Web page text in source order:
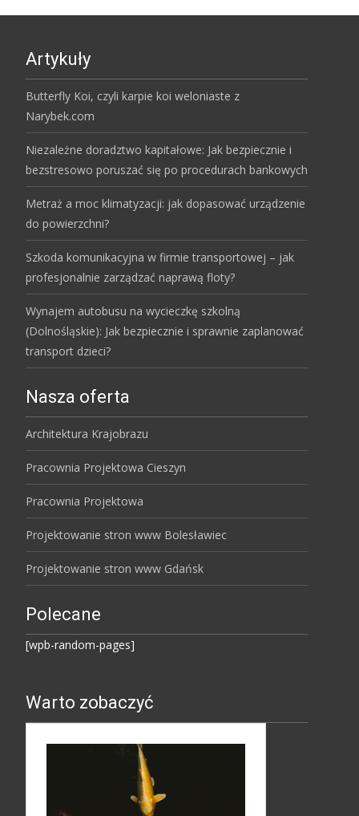
Artykuły
Butterfly Koi, czyli karpie koi weloniaste z
Narybek.com
Niezależne doradztwo kapitałowe: Jak bezpiecznie i
bezstresowo poruszać się po procedurach bankowych
Metraż a moc klimatyzacji: jak dopasować urządzenie
do powierzchni?
Szkoda komunikacyjna w firmie transportowej – jak
profesjonalnie zarządzać naprawą floty?
Wynajem autobusu na wycieczkę szkolną
(Dolnośląskie): Jak bezpiecznie i sprawnie zaplanować
transport dzieci?
Nasza oferta
Architektura Krajobrazu
Pracownia Projektowa Cieszyn
Pracownia Projektowa
Projektowanie stron www Bolesławiec
Projektowanie stron www Gdańsk
Polecane
[wpb-random-pages]
Warto zobaczyć